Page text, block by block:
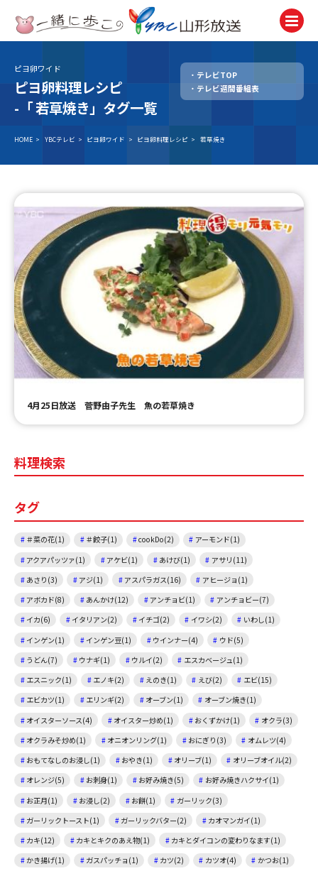
テレビ
TV
ニュース
アナウンサー
Announcer
イベント
Event
試写会・プレゼント
Present
ＹＢＣオンデマンド
ピヨ卵ワイド
ピヨ卵料理レシピ
-「若草焼き」タグ一覧
テレビTOP
テレビ週間番組表
HOME > YBCテレビ > ピヨ卵ワイド > ピヨ卵料理レシピ > 若草焼き
4月25日放送 菅野由子先生 魚の若草焼き
料理検索
タグ
＃菜の花(1) ＃餃子(1) cookDo(2)
アーモンド(1)
アクアパッツァ(1)
アケビ(1) あけび(1)
アサリ(11)
あさり(3)
アジ(1) アスパラガス(16)
アヒージョ(1)
アボカド(8)
あんかけ(12) アンチョビ(1)
アンチョビー(7)
イカ(6)
イタリアン(2) イチゴ(2) イワシ(2)
いわし(1)
インゲン(1)
インゲン豆(1) ウインナー(4)
ウド(5)
うどん(7)
ウナギ(1) ウルイ(2)
エスカベージュ(1)
エスニック(1)
エノキ(2) えのき(1) えび(2)
エビ(15)
エビカツ(1)
エリンギ(2) オーブン(1)
オーブン焼き(1)
オイスターソース(4)
オイスター炒め(1) おくずかけ(1)
オクラ(3)
オクラみそ炒め(1)
オニオンリング(1) おにぎり(3)
オムレツ(4)
おもてなしのお浸し(1)
おやき(1) オリーブ(1)
オリーブオイル(2)
オレンジ(5)
お刺身(1) お好み焼き(5)
お好み焼きハクサイ(1)
お正月(1)
お浸し(2) お餅(1)
ガーリック(3)
ガーリックトースト(1)
ガーリックバター(2)
カオマンガイ(1)
カキ(12)
カキとキクのあえ物(1)
カキとダイコンの変わりなます(1)
かき揚げ(1)
ガスパッチョ(1) カツ(2) カツオ(4)
かつお(1)